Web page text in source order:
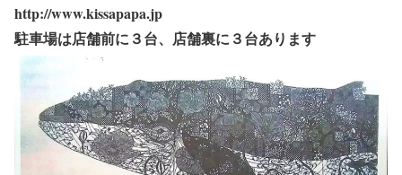
http://www.kissapapa.jp
駐車場は店舗前に３台、店舗裏に３台あります